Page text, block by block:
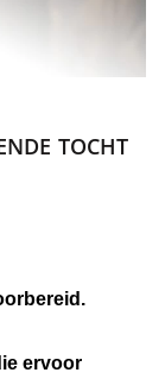
TOCHT
ervoor